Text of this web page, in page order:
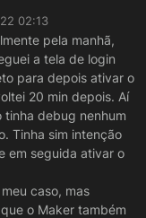
Poderia!
experiencia com a
isso..
um ano pra resolver,
vídeo, criticando
sem contar que
02:13
pela manhã,
a tela de login
para depois ativar o
20 min depois. Aí
tinha debug nenhum
Tinha sim intenção
em seguida ativar o
caso, mas
o Maker também